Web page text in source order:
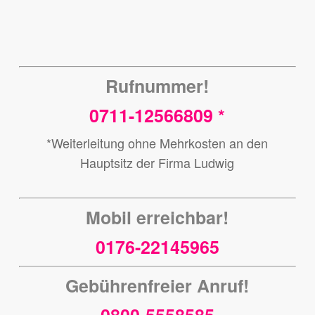
Rufnummer!
0711-12566809 *
*Weiterleitung ohne Mehrkosten an den
Hauptsitz der Firma Ludwig
Mobil erreichbar!
0176-22145965
Gebührenfreier Anruf!